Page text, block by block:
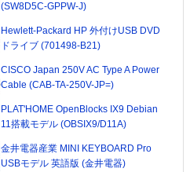
(SW8D5C-GPPW-J)
Hewlett-Packard HP 外付けUSB DVD
ドライブ (701498-B21)
CISCO Japan 250V AC Type A Power
Cable (CAB-TA-250V-JP=)
PLAT'HOME OpenBlocks IX9 Debian
11搭載モデル (OBSIX9/D11A)
金井電器産業 MINI KEYBOARD Pro
USBモデル 英語版 (金井電器)